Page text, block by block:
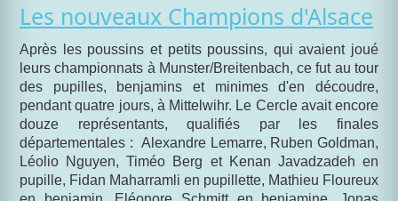
Les nouveaux Champions d'Alsace
Après les poussins et petits poussins, qui avaient joué
leurs championnats à Munster/Breitenbach, ce fut au tour
des pupilles, benjamins et minimes d'en découdre,
pendant quatre jours, à Mittelwihr. Le Cercle avait encore
douze représentants, qualifiés par les finales
départementales : Alexandre Lemarre, Ruben Goldman,
Léolio Nguyen, Timéo Berg et Kenan Javadzadeh en
pupille, Fidan Maharramli en pupillette, Mathieu Floureux